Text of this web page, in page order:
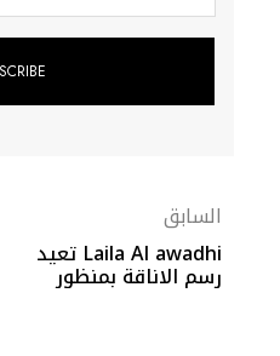
السابق
Laila Al awadhi تعيد
رسم الاناقة بمنظور
عملي و راقي